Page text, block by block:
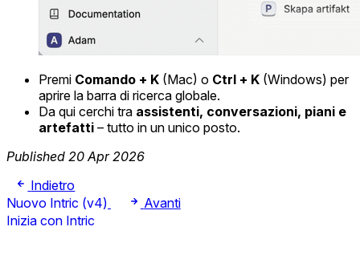
Premi Comando + K (Mac) o Ctrl + K (Windows) per
aprire la barra di ricerca globale.
Da qui cerchi tra assistenti, conversazioni, piani e
artefatti – tutto in un unico posto.
Published 20 Apr 2026
Indietro
Nuovo Intric (v4)
Avanti
Inizia con Intric